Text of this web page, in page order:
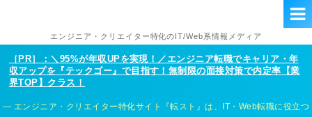
エンジニア・クリエイター特化のIT/Web系情報メディア
［PR］：＼95%が年収UPを実現！／エンジニア転職でキャリア・年
収アップを『テックゴー』で目指す！無制限の面接対策で内定率【業
界TOP】クラス！
エンジニア・クリエイター特化サイト『転スト』は、IT・Web転職に役立つ